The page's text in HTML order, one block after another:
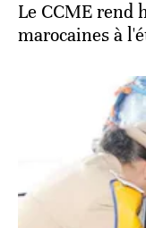
Le CCME rend
marocaines à